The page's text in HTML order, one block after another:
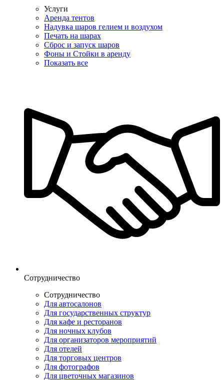
Услуги
Аренда тентов
Надувка шаров гелием и воздухом
Печать на шарах
Сброс и запуск шаров
Фоны и Стойки в аренду
Показать все
Сотрудничество
Сотрудничество
Для автосалонов
Для государственных структур
Для кафе и ресторанов
Для ночных клубов
Для организаторов мероприятий
Для отелей
Для торговых центров
Для фотографов
Для цветочных магазинов